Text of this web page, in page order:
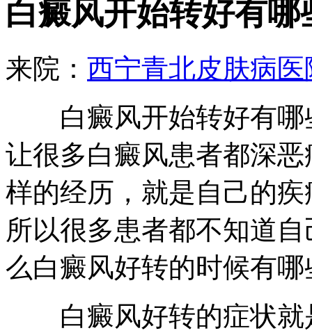
白癜风开始转好有哪
来院： 西宁青北皮肤病医
白癜风开始转好有哪
让很多白癜风患者都深
样的经历，就是自己的
所以很多患者都不知道
么白癜风好转的时候有哪
白癜风好转的症状就